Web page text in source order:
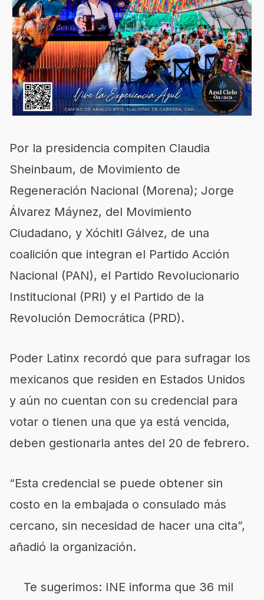
Por la presidencia compiten Claudia
Sheinbaum, de Movimiento de
Regeneración Nacional (Morena); Jorge
Álvarez Máynez, del Movimiento
Ciudadano, y Xóchitl Gálvez, de una
coalición que integran el Partido Acción
Nacional (PAN), el Partido Revolucionario
Institucional (PRI) y el Partido de la
Revolución Democrática (PRD).
Poder Latinx recordó que para sufragar los
mexicanos que residen en Estados Unidos
y aún no cuentan con su credencial para
votar o tienen una que ya está vencida,
deben gestionarla antes del 20 de febrero.
“Esta credencial se puede obtener sin
costo en la embajada o consulado más
cercano, sin necesidad de hacer una cita”,
añadió la organización.
Te sugerimos: INE informa que 36 mil